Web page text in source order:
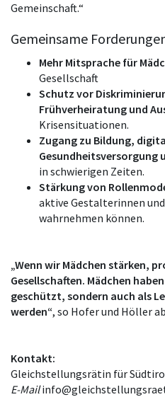
Gemeinschaft.“
Gemeinsame
Mehr Mitsprache für
Gesellschaft
Schutz vor
Frühverheiratung und
Krisensituationen.
Zugang zu Bildung,
Gesundheitsversorgung
in schwierigen Zeiten.
Stärkung von
aktive Gestalterinnen
wahrnehmen können.
„Wenn wir Mädchen stärken,
Gesellschaften. Mädchen
geschützt, sondern auch als
werden“, so Hofer und Höller
Kontakt:
Gleichstellungsrätin für
E-Mail